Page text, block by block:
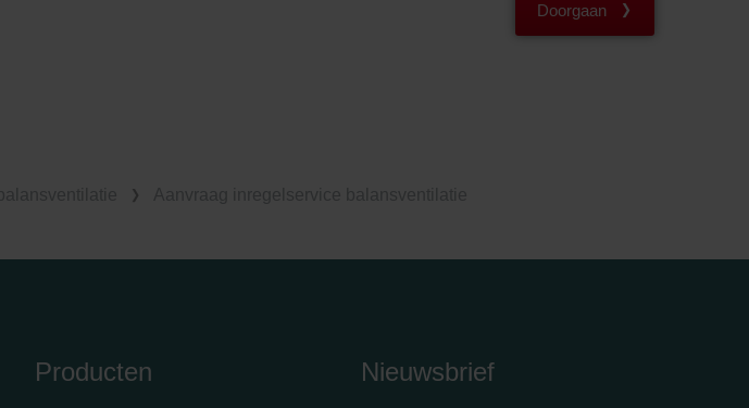
Doorgaan
Producten Nieuwsbrief